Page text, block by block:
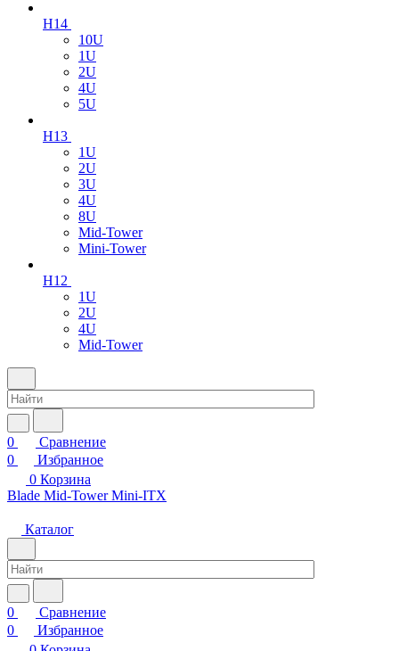
H14
10U
1U
2U
4U
5U
H13
1U
2U
3U
4U
8U
Mid-Tower
Mini-Tower
H12
1U
2U
4U
Mid-Tower
0
Сравнение
0
Избранное
0 Корзина
Blade Mid-Tower Mini-ITX
Каталог
0
Сравнение
0
Избранное